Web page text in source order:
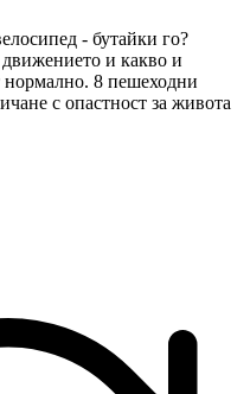
- бутайки го?
и какво и
нормално. 8 пешеходни
с опастност за живота